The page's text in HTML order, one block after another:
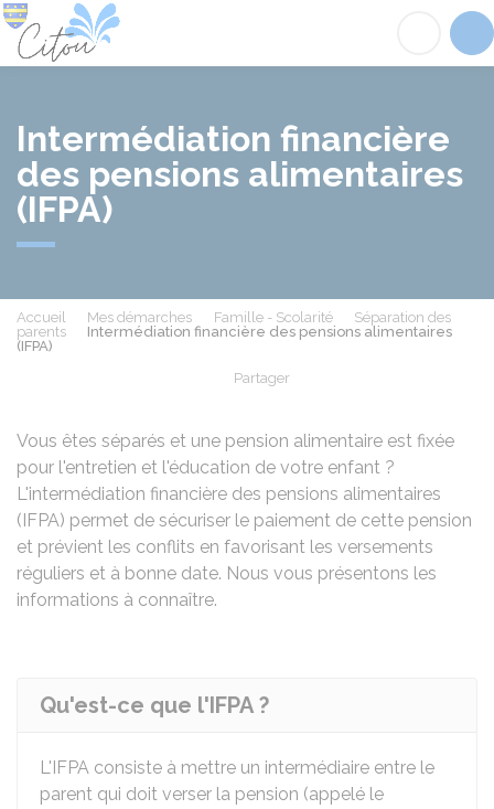
Intermédiation financière
des pensions alimentaires
(IFPA)
Accueil Mes démarches Famille - Scolarité
Séparation des
parents
Intermédiation financière des pensions alimentaires
(IFPA)
Partager
Vous êtes séparés et une pension alimentaire est fixée
pour l'entretien et l'éducation de votre enfant ?
L'intermédiation financière des pensions alimentaires
(IFPA) permet de sécuriser le paiement de cette pension
et prévient les conflits en favorisant les versements
réguliers et à bonne date. Nous vous présentons les
informations à connaître.
Qu'est-ce que l'IFPA ?
L'IFPA consiste à mettre un intermédiaire entre le
parent qui doit verser la pension (appelé le